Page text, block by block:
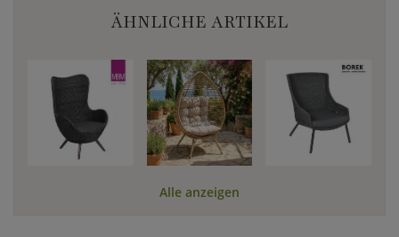
ÄHNLICHE ARTIKEL
Alle anzeigen